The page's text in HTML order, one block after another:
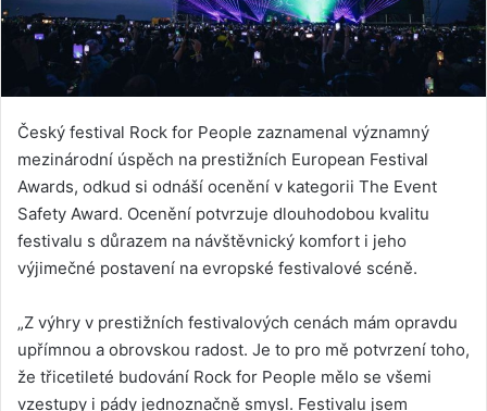
Český festival Rock for People zaznamenal významný
mezinárodní úspěch na prestižních European Festival
Awards, odkud si odnáší ocenění v kategorii The Event
Safety Award. Ocenění potvrzuje dlouhodobou kvalitu
festivalu s důrazem na návštěvnický komfort i jeho
výjimečné postavení na evropské festivalové scéně.
„Z výhry v prestižních festivalových cenách mám opravdu
upřímnou a obrovskou radost. Je to pro mě potvrzení toho,
že třicetileté budování Rock for People mělo se všemi
vzestupy i pády jednoznačně smysl. Festivalu jsem